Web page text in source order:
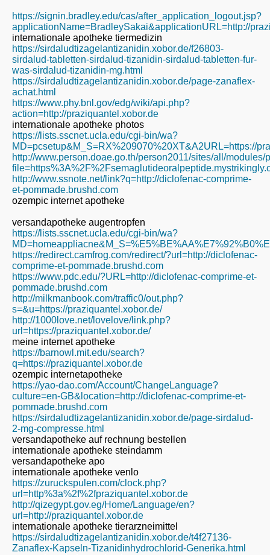
https://signin.bradley.edu/cas/after_application_logout.jsp?
applicationName=BradleySakai&applicationURL=http://
internationale apotheke tiermedizin
https://sirdaludtizagelantizanidin.xobor.de/f26803-
sirdalud-tabletten-sirdalud-tizanidin-sirdalud-tabletten-fur-
was-sirdalud-tizanidin-mg.html
https://sirdaludtizagelantizanidin.xobor.de/page-zanaflex-
achat.html
https://www.phy.bnl.gov/edg/wiki/api.php?
action=http://praziquantel.xobor.de
internationale apotheke photos
https://lists.sscnet.ucla.edu/cgi-bin/wa?
MD=pcsetup&M_S=RX%209070%20XT&A2URL=https://
http://www.person.doae.go.th/person2011/sites/all/
http://www.ssnote.net/link?q=http://diclofenac-comprime-
et-pommade.brushd.com
ozempic internet apotheke
versandapotheke augentropfen
https://lists.sscnet.ucla.edu/cgi-bin/wa?
https://redirect.camfrog.com/redirect/?url=http://diclofenac-
comprime-et-pommade.brushd.com
https://www.pdc.edu/?URL=http://diclofenac-comprime-et-
pommade.brushd.com
http://milkmanbook.com/traffic0/out.php?
s=&u=https://praziquantel.xobor.de/
http://1000love.net/lovelove/link.php?
url=https://praziquantel.xobor.de/
meine internet apotheke
https://barnowl.mit.edu/search?
q=https://praziquantel.xobor.de
ozempic internetapotheke
https://yao-dao.com/Account/ChangeLanguage?
culture=en-GB&location=http://diclofenac-comprime-et-
pommade.brushd.com
https://sirdaludtizagelantizanidin.xobor.de/page-sirdalud-
2-mg-compresse.html
versandapotheke auf rechnung bestellen
internationale apotheke steindamm
versandapotheke apo
internationale apotheke venlo
https://zuruckspulen.com/clock.php?
url=http%3a%2f%2fpraziquantel.xobor.de
http://qizegypt.gov.eg/Home/Language/en?
url=http://praziquantel.xobor.de
internationale apotheke tierarzneimittel
https://sirdaludtizagelantizanidin.xobor.de/t4f27136-
Zanaflex-Kapseln-Tizanidinhydrochlorid-Generika.html